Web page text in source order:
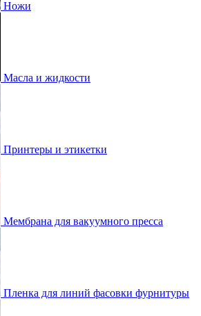
Ножи
Масла и жидкости
Принтеры и этикетки
Мембрана для вакуумного пресса
Пленка для линий фасовки фурнитуры